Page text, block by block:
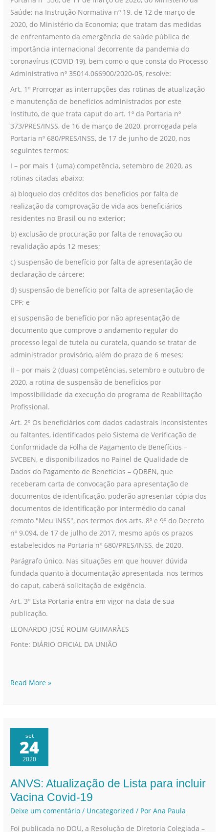
Saúde; na Instrução Normativa nº 19, de 12 de março de
2020, do Ministério da Economia; que tratam das medidas
de enfrentamento da emergência de saúde pública de
importância internacional decorrente da pandemia do
coronavírus (COVID 19), bem como o que consta do Processo
Administrativo nº 35014.066900/2020-05, resolve:
Art. 1º Prorrogar as interrupções das rotinas de atualização
e manutenção de benefícios administrados por este
Instituto, de que trata caput do art. 1º da Portaria nº
373/PRES/INSS, de 16 de março de 2020, prorrogada pela
Portaria nº 680/PRES/INSS, de 17 de junho de 2020, nos
seguintes termos:
I – por mais 1 (uma) competência, setembro de 2020, as
rotinas citadas abaixo:
a) bloqueio dos créditos dos benefícios por falta de
realização da comprovação de vida aos beneficiários
residentes no Brasil ou no exterior;
b) exclusão de procuração por falta de renovação ou
revalidação após 12 meses;
c) suspensão de benefício por falta de apresentação de
declaração de cárcere;
d) suspensão de benefício por falta de apresentação de
CPF; e
e) suspensão de benefício por não apresentação de
documento que comprove o andamento regular do
processo legal de tutela ou curatela, quando se tratar de
administrador provisório, além do prazo de 6 meses;
II – por mais 2 (duas) competências, setembro e outubro de
2020, a rotina de suspensão de benefícios por
impossibilidade da execução do programa de Reabilitação
Profissional.
Art. 2º Os beneficiários com dados cadastrais inconsistentes
ou faltantes, identificados pelo Sistema de Verificação de
Conformidade da Folha de Pagamento de Benefícios –
SVCBEN, e disponibilizados no Painel de Qualidade de
Dados do Pagamento de Benefícios – QDBEN, que
receberam carta de convocação para apresentação de
documentos de identificação, poderão apresentar cópia dos
documentos de identificação por intermédio do canal
remoto "Meu INSS", nos termos dos arts. 8º e 9º do Decreto
nº 9.094, de 17 de julho de 2017, mesmo após os prazos
estabelecidos na Portaria nº 680/PRES/INSS, de 2020.
Parágrafo único. Nas situações em que houver dúvida
fundada quanto à documentação apresentada, nos termos
do caput, caberá solicitação de exigência.
Art. 3º Esta Portaria entra em vigor na data de sua
publicação.
LEONARDO JOSÉ ROLIM GUIMARÃES
Fonte: DIÁRIO OFICIAL DA UNIÃO
Read More »
set
24
2020
ANVS: Atualização de Lista para incluir
Vacina Covid-19
Deixe um comentário / Uncategorized / PorAna Paula
Foi publicada no DOU, a Resolução de Diretoria Colegiada –
ANVS:
Atualização
de